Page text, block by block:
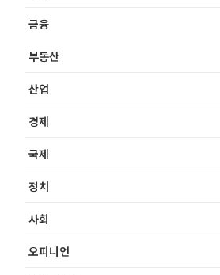
금융
부동산
산업
경제
국제
정치
사회
오피니언